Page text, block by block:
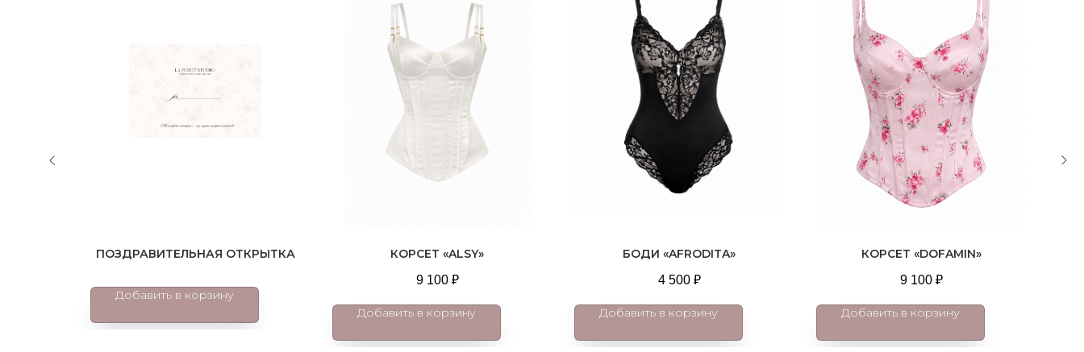
ПОЗДРАВИТЕЛЬНАЯ ОТКРЫТКА
Добавить в корзину
КОРСЕТ «ALSY»
9 100 ₽
Добавить в корзину
БОДИ «AFRODITA»
4 500 ₽
Добавить в корзину
КОРСЕТ «DOFAMIN»
9 100 ₽
Добавить в корзину